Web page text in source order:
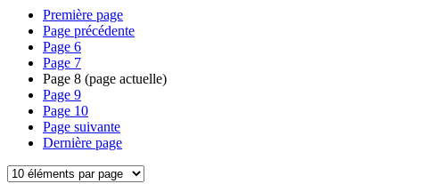
Première page
Page précédente
Page 6
Page 7
Page 8 (page actuelle)
Page 9
Page 10
Page suivante
Dernière page